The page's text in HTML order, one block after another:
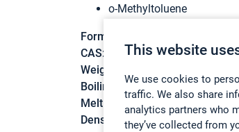
This website
We use cookies to
traffic. We also share
analytics partners who
they’ve collected from
o-Methyltoluene
Formula:
CAS:
95-47-6
Weight:
Boiling point:144,4 °C
Melting point: -25,2 °C
Density:
0,8758 g/cm3